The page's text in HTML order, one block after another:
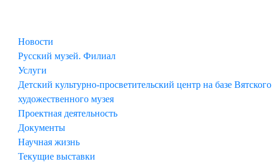
Новости
Русский музей. Филиал
Услуги
Детский культурно-просветительский центр на базе Вятского
художественного музея
Проектная деятельность
Документы
Научная жизнь
Текущие выставки